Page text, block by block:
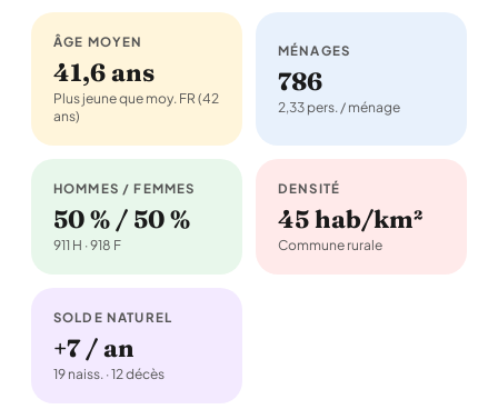
ÂGE MOYEN
41,6 ans
Plus jeune que moy. FR (42
ans)
MÉNAGES
786
2,33 pers. / ménage
HOMMES / FEMMES
50 % / 50 %
911 H · 918 F
DENSITÉ
45 hab/km²
Commune rurale
SOLDE NATUREL
+7 / an
19 naiss. · 12 décès